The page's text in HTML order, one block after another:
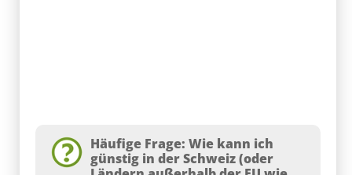
Häufige Frage: Wie kann ich
günstig in der Schweiz (oder